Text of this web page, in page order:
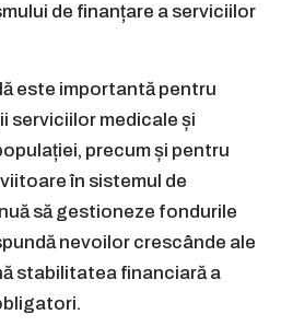
de finanțare a serviciilor
este importantă pentru
serviciilor medicale și
precum și pentru
în sistemul de
să gestioneze fondurile
nevoilor crescânde ale
stabilitatea financiară a